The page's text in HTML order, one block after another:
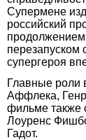
Супермене
российский
супергероя
Главные роли
Аффлека,
фильме также
Лоуренс
Гадот.